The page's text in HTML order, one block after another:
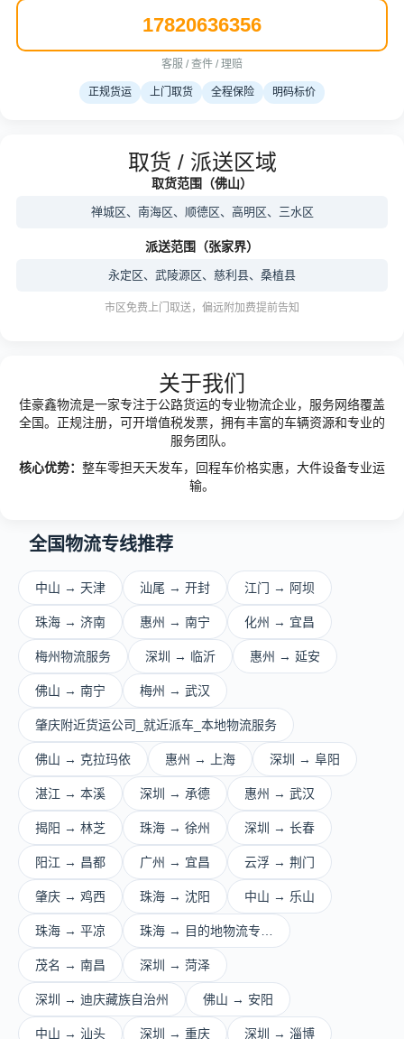
17820636356
客服 / 查件 / 理赔
正规货运 上门取货 全程保险 明码标价
取货 / 派送区域
取货范围（佛山）
禅城区、南海区、顺德区、高明区、三水区
派送范围（张家界）
永定区、武陵源区、慈利县、桑植县
市区免费上门取送，偏远附加费提前告知
关于我们
佳豪鑫物流是一家专注于公路货运的专业物流企业，服务网络覆盖
全国。正规注册，可开增值税发票，拥有丰富的车辆资源和专业的
服务团队。
核心优势： 整车零担天天发车，回程车价格实惠，大件设备专业运
输。
全国物流专线推荐
中山 → 天津 汕尾 → 开封 江门 → 阿坝
珠海 → 济南 惠州 → 南宁 化州 → 宜昌
梅州物流服务 深圳 → 临沂 惠州 → 延安
佛山 → 南宁 梅州 → 武汉
肇庆附近货运公司_就近派车_本地物流服务
佛山 → 克拉玛依 惠州 → 上海 深圳 → 阜阳
湛江 → 本溪 深圳 → 承德 惠州 → 武汉
揭阳 → 林芝 珠海 → 徐州 深圳 → 长春
阳江 → 昌都 广州 → 宜昌 云浮 → 荆门
肇庆 → 鸡西 珠海 → 沈阳 中山 → 乐山
珠海 → 平凉 珠海 → 目的地物流专…
茂名 → 南昌 深圳 → 菏泽
深圳 → 迪庆藏族自治州 佛山 → 安阳
中山 → 汕头 深圳 → 重庆 深圳 → 淄博